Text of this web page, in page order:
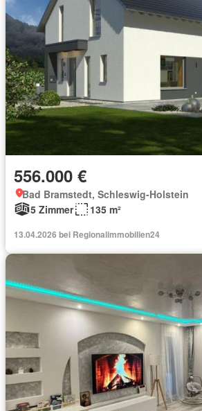
556.000 €
Bad Bramstedt, Schleswig-Holstein
5 Zimmer
135 m²
13.04.2026 bei Regionalimmobilien24